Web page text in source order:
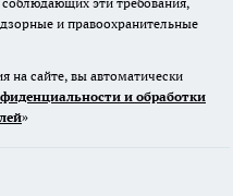
и правоохранительные
на сайте, вы автоматически
и обработки
»